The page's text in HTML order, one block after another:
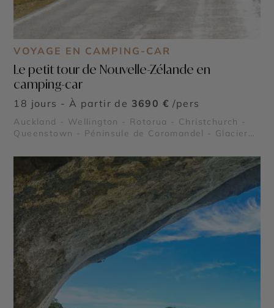
VOYAGE EN CAMPING-CAR
Le petit tour de Nouvelle-Zélande en
camping-car
18 jours - À partir de 3690 € /pers
Auckland - Wellington - Rotorua - Christchurch -
Queenstown - Péninsule de Coromandel - Glacier